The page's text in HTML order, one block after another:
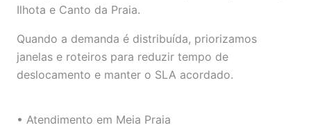
Ilhota e Canto da Praia.
Quando a demanda é distribuída, priorizamos
janelas e roteiros para reduzir tempo de
deslocamento e manter o SLA acordado.
• Atendimento em Meia Praia